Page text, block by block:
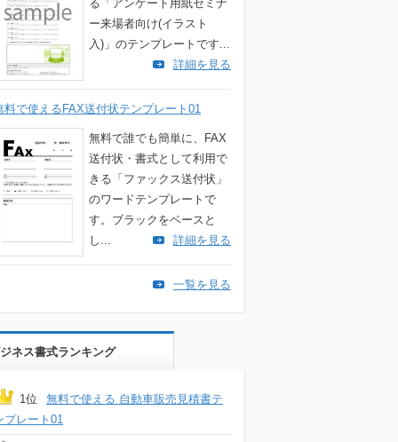
る「アンケート用紙セミナ
ー来場者向け(イラスト
入)」のテンプレートです...
詳細を見る
料で使えるFAX送付状テンプレート01
無料で誰でも簡単に、FAX
送付状・書式として利用で
きる「ファックス送付状」
のワードテンプレートで
す。ブラックをベースと
し...
詳細を見る
一覧を見る
ネス書式ランキング
1位
無料で使える 自動車販売見積書テ
プレート01